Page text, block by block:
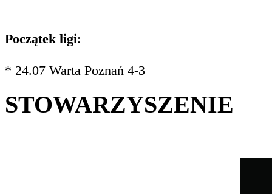
Początek ligi:
* 24.07 Warta Poznań 4-3
STOWARZYSZENIE